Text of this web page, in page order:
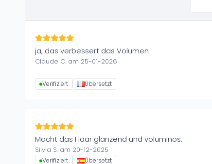
ja, das verbessert das Volumen
Claude C. am 25-01-2026
Verifiziert Übersetzt
Macht das Haar glänzend und voluminös.
Silvia S. am 20-12-2025
Verifiziert Übersetzt